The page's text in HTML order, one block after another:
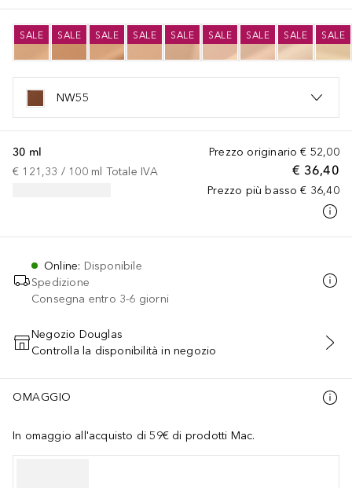
SALE SALE SALE SALE SALE SALE SALE SALE SALE
NW55
Prezzo originario € 52,00
€ 36,40
Prezzo più basso € 36,40
30 ml
€ 121,33 / 100 ml Totale IVA
Online: Disponibile
Spedizione
Consegna entro 3-6 giorni
AGGIUNGI AL CARRELLO
Negozio Douglas
Controlla la disponibilità in negozio
OMAGGIO
In omaggio all'acquisto di 59€ di prodotti Mac.